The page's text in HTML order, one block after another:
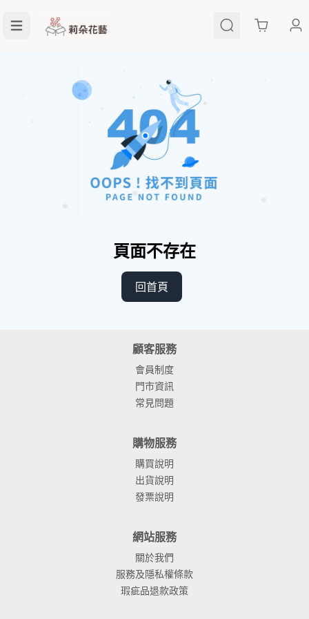
Cart
頁面不存在
回首頁
顧客服務
會員制度
門市資訊
常見問題
購物服務
購買說明
出貨說明
發票說明
網站服務
關於我們
服務及隱私權條款
瑕疵品退款政策